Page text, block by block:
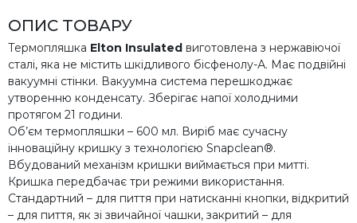
ОПИС ТОВАРУ
Термопляшка Elton Insulated виготовлена з нержавіючої
сталі, яка не містить шкідливого бісфенолу-А. Має подвійні
вакуумні стінки. Вакуумна система перешкоджає
утворенню конденсату. Зберігає напої холодними
протягом 21 години.
Об’єм термопляшки – 600 мл. Виріб має сучасну
інноваційну кришку з технологією Snapclean®.
Вбудований механізм кришки виймається при митті.
Кришка передбачає три режими використання.
Стандартний – для пиття при натисканні кнопки, відкритий
– для пиття, як зі звичайної чашки, закритий – для